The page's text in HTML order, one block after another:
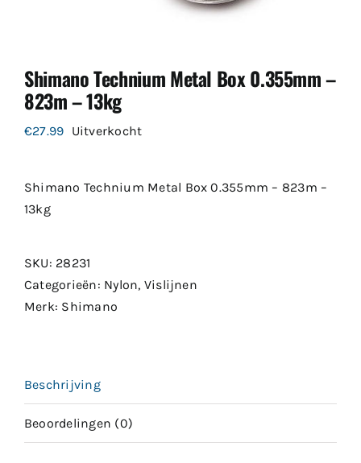
Shimano Technium Metal Box 0.355mm –
823m – 13kg
€27.99 Uitverkocht
Shimano Technium Metal Box 0.355mm – 823m –
13kg
SKU: 28231
Categorieën: Nylon, Vislijnen
Merk: Shimano
Beschrijving
Beoordelingen (0)